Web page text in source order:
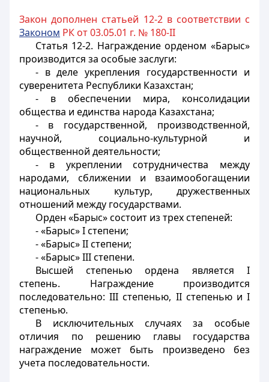
Закон дополнен статьей 12-2 в соответствии с
Законом РК от 03.05.01 г. № 180-II
Статья 12-2. Награждение орденом «Барыс»
производится за особые заслуги:
- в деле укрепления государственности и
суверенитета Республики Казахстан;
- в обеспечении мира, консолидации
общества и единства народа Казахстана;
- в государственной, производственной,
научной, социально-культурной и
общественной деятельности;
- в укреплении сотрудничества между
народами, сближении и взаимообогащении
национальных культур, дружественных
отношений между государствами.
Орден «Барыс» состоит из трех степеней:
- «Барыс» I степени;
- «Барыс» II степени;
- «Барыс» III степени.
Высшей степенью ордена является I
степень. Награждение производится
последовательно: III степенью, II степенью и I
степенью.
В исключительных случаях за особые
отличия по решению главы государства
награждение может быть произведено без
учета последовательности.